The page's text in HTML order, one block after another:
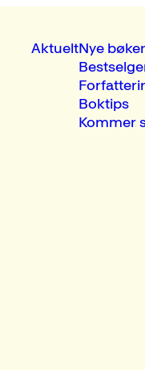
AktueltNye bøker
Boktips
Kommer